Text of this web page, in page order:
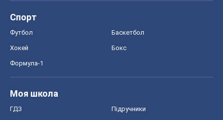
Спорт
Футбол Баскетбол
Хокей Бокс
Формула-1
Моя школа
ГДЗ Підручники